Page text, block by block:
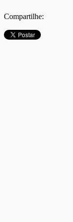
Compartilhe: